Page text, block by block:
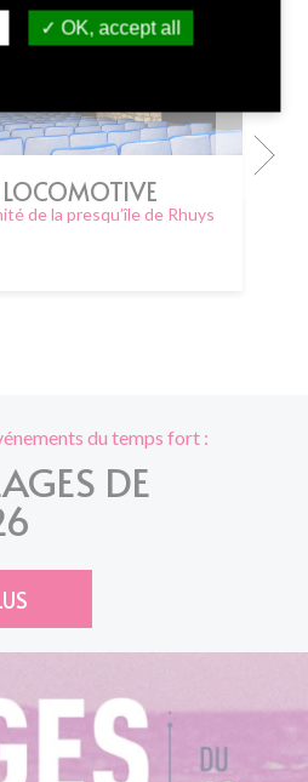
de la presqu’île de Rhuys
du temps fort :
DE
OK, accept all